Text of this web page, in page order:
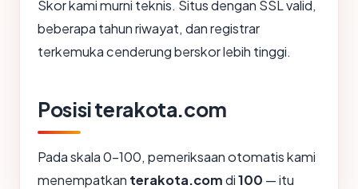
Skor kami murni teknis. Situs dengan SSL valid,
beberapa tahun riwayat, dan registrar
terkemuka cenderung berskor lebih tinggi.
Posisi terakota.com
Pada skala 0-100, pemeriksaan otomatis kami
menempatkan terakota.comdi100 — itu